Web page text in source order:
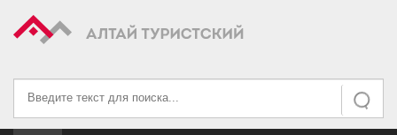
Искать
Искать...